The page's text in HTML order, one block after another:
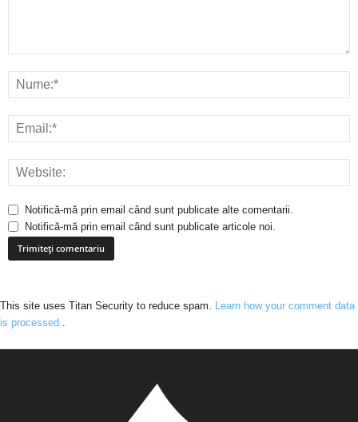
Notifică-mă prin email când sunt publicate alte comentarii.
Notifică-mă prin email când sunt publicate articole noi.
This site uses Titan Security to reduce spam. Learn how your comment data
is processed .